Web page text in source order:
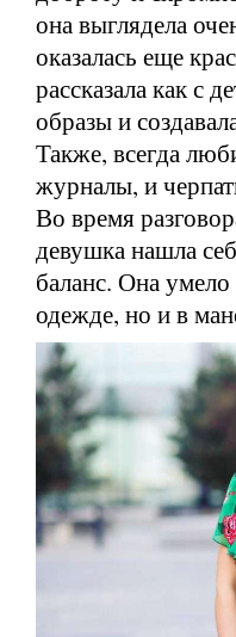
она выглядела
оказалась еще
рассказала как с
образы и
Также, всегда
журналы, и
Во время
девушка нашла
баланс. Она умело
одежде, но и в